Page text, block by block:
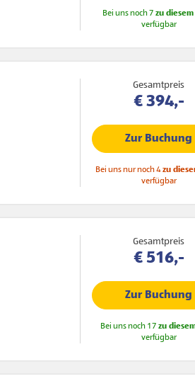
Bei uns noch 7 zu diesem
verfügbar
Gesamtpreis
€ 394,-
Zur Buchung
Bei uns nur noch 4zu
verfügbar
Gesamtpreis
€ 516,-
Zur Buchung
Bei uns noch 17 zu
verfügbar